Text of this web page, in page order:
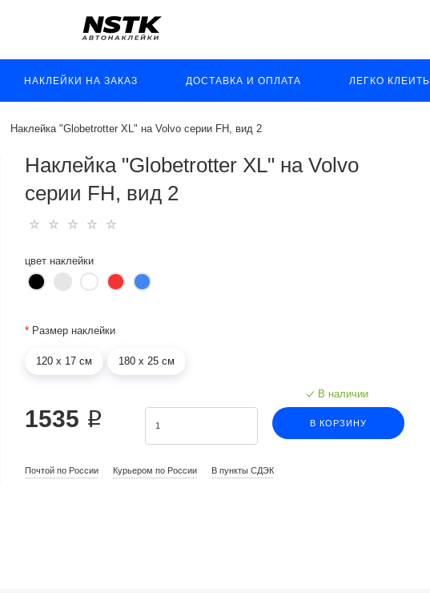
НАКЛЕЙКИ НА ЗАКАЗ ДОСТАВКА И ОПЛАТА ЛЕГКО КЛЕИТЬ
Наклейка "Globetrotter XL" на Volvo серии FH, вид 2
Наклейка "Globetrotter XL" на Volvo
серии FH, вид 2
цвет наклейки
* Размер наклейки
120 х 17 см 180 х 25 см
1535 ₽
В наличии
В КОРЗИНУ
Почтой по России Курьером по России В пункты СДЭК